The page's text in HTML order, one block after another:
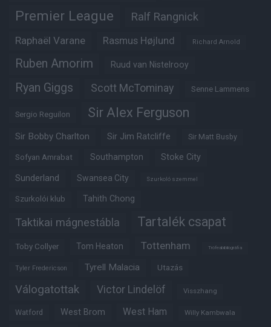
Premier League Ralf Rangnick
Raphaël Varane Rasmus Højlund Richard Arnold
Ruben Amorim Ruud van Nistelrooy
Ryan Giggs Scott McTominay Senne Lammens
Sergio Reguilon Sir Alex Ferguson
Sir Bobby Charlton Sir Jim Ratcliffe Sir Matt Busby
Sofyan Amrabat Southampton Stoke City
Sunderland Swansea City Szurkoló szemmel
Szurkolói klub Tahith Chong
Taktikai mágnestábla Tartalék csapat
Toby Collyer Tom Heaton Tottenham Trófeabibliográfia
Tyler Fredericson Tyrell Malacia Utazás
Válogatottak Victor Lindelöf Visszhang
Watford West Brom West Ham Willy Kambwala